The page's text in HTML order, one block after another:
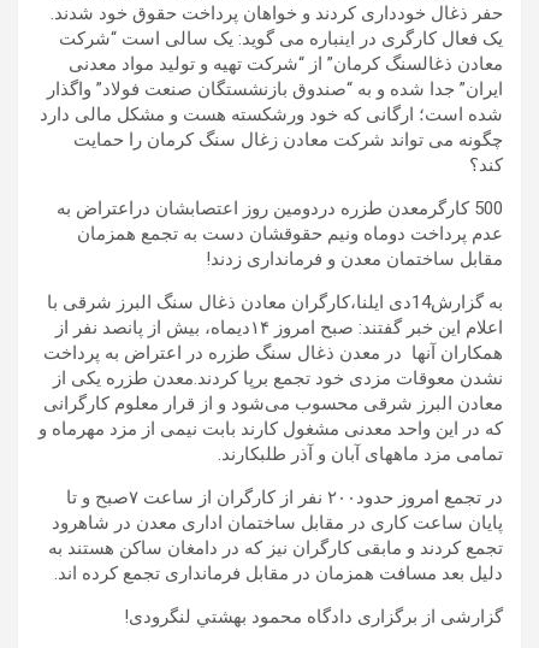
حفر ذغال خودداری کردند و خواهان پرداخت حقوق خود شدند.
یک فعال کارگری در اینباره می گوید: یک سالی است “شرکت
معادن ذغالسنگ کرمان” از “شرکت تهیه و تولید مواد معدنی
ایران” جدا شده و به “صندوق بازنشستگان صنعت فولاد” واگذار
شده است؛ ارگانی که خود ورشکسته هست و مشکل مالی دارد
چگونه می تواند شرکت معادن زغال سنگ کرمان را حمایت
کند؟
500 کارگرمعدن طزره دردومین روز اعتصابشان دراعتراض به
عدم پرداخت دوماه ونیم حقوقشان دست به تجمع همزمان
مقابل ساختمان معدن و فرمانداری زدند!
به گزارش14دی ایلنا،کارگران معادن ذغال سنگ البرز شرقی با
اعلام این خبر گفتند: صبح امروز ۱۴دیماه، بیش از پانصد نفر از
همکاران آنها در معدن ذغال سنگ طزره در اعتراض به پرداخت
نشدن معوقات مزدی خود تجمع برپا کردند.معدن طزره یکی از
معادن البرز شرقی محسوب می‌شود و از قرار معلوم کارگرانی
که در این واحد معدنی مشغول کارند بابت نیمی از مزد مهرماه و
تمامی مزد ماههای آبان و آذر طلبکارند.
در تجمع امروز حدود۲۰۰ نفر از کارگران از ساعت ۷صبح و تا
پایان ساعت کاری در مقابل ساختمان اداری معدن در شاهرود
تجمع کردند و مابقی کارگران نیز که در دامغان ساکن هستند به
دلیل بعد مسافت همزمان در مقابل فرمانداری تجمع کرده اند.
گزارشی از برگزاری دادگاه محمود بهشتي لنگرودی!